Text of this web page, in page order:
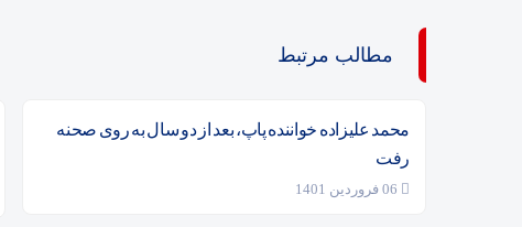
مطالب مرتبط
محمد علیزاده خواننده پاپ، بعد از دو سال به روی صحنه
رفت